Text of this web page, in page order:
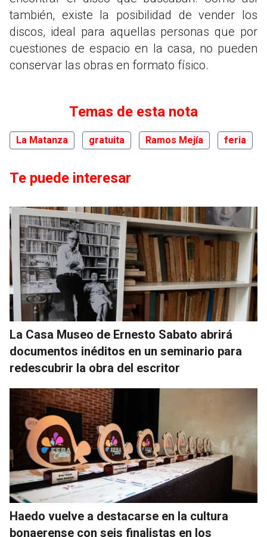
también, existe la posibilidad de vender los
discos, ideal para aquellas personas que por
cuestiones de espacio en la casa, no pueden
conservar las obras en formato físico.
Temas de esta nota
La Matanza gratuita Ramos Mejía feria
Te puede interesar
La Casa Museo de Ernesto Sabato abrirá
documentos inéditos en un seminario para
redescubrir la obra del escritor
Haedo vuelve a destacarse en la cultura
bonaerense con seis finalistas en los